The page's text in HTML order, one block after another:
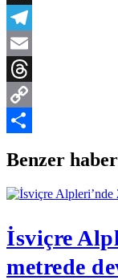
X
Telegram
Email
Threads
Copy
Benzer
İsviçre
metrede